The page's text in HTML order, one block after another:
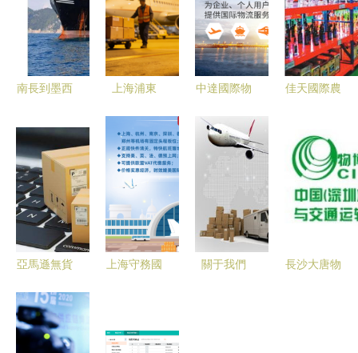
南長到墨西
海派寶國際
物流優勢解
讀 (2022已
更新)
上海浦東
國際快遞
專業寄送帶
電產品直達
全球
中達國際物
國際快遞，
全國免費上
效安全一站
達
佳天國際農
交易中心
打造國際化
農產品集散
地新標桿
亞馬遜無貨
全攻略 注
意事項與國
上海守務國
的專業之選
關于我們
長沙大唐物